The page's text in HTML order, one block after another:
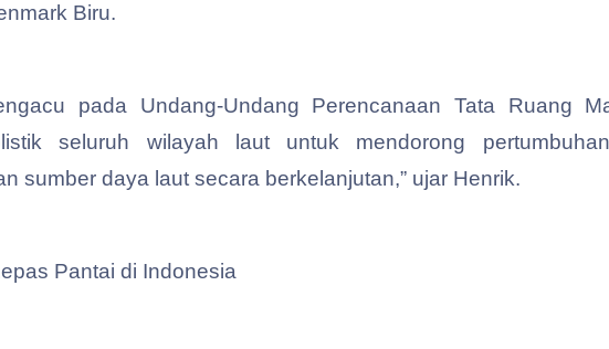
Biru.
pada Undang-Undang Perencanaan Tata Ruang
seluruh wilayah laut untuk mendorong
sumber daya laut secara berkelanjutan,” ujar Henrik.
Pantai di Indonesia